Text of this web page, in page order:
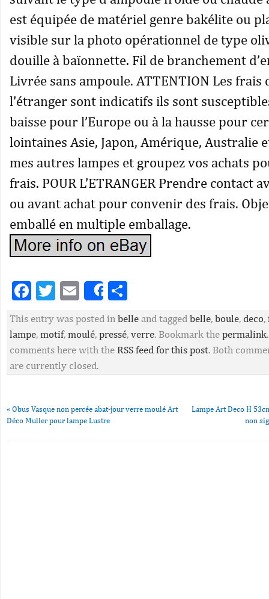
est équipée de matériel genre bakélite ou
visible sur la photo opérationnel de type
douille à baïonnette. Fil de branchement
Livrée sans ampoule. ATTENTION Les frais
l’étranger sont indicatifs ils sont
baisse pour l’Europe ou à la hausse pour
lointaines Asie, Japon, Amérique, Australie
mes autres lampes et groupez vos achats
frais. POUR L’ETRANGER Prendre contact
ou avant achat pour convenir des frais.
emballé en multiple emballage.
Facebook
Twitter
EmailShare
This entry was posted in belle and tagged belle, boule, deco,
lampe, motif, moulé, pressé, verre. Bookmark the permalink
comments here with the RSS feed for this post. Both
are currently closed.
« Obus Vasque non percée abat-jour verre moulé Art
Déco Muller pour lampe Lustre
Lampe Art Deco H
non